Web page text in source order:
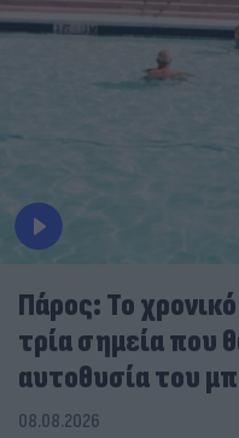
Πάρος: Το
τρία σημεία που
αυτοθυσία του
08.08.2026